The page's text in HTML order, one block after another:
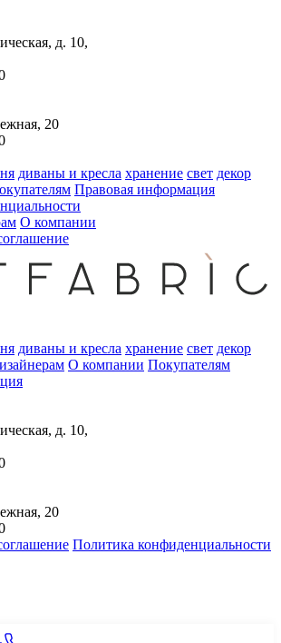
д. 10,
20
диваны и кресла хранение свет декор
Правовая информация
О компании
диваны и кресла хранение свет декор
О компании Покупателям
д. 10,
20
Политика конфиденциальности